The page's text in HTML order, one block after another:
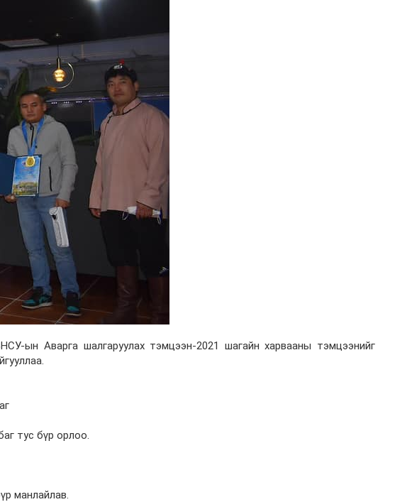
ын Аварга шалгаруулах тэмцээн-2021 шагайн харвааны тэмцээнийг
тус бүр орлоо.
манлайлав.